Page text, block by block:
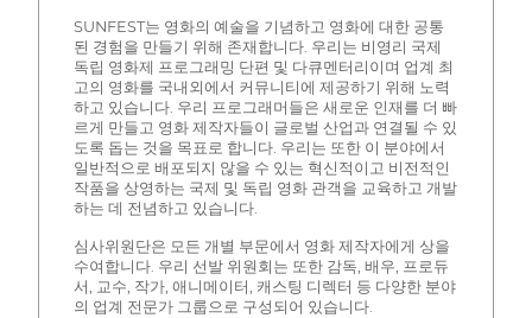
SUNFEST는 영화의 예술을 기념하고 영화에 대한 공통
된 경험을 만들기 위해 존재합니다. 우리는 비영리 국제
독립 영화제 프로그래밍 단편 및 다큐멘터리이며 업계 최
고의 영화를 국내외에서 커뮤니티에 제공하기 위해 노력
하고 있습니다. 우리 프로그래머들은 새로운 인재를 더 빠
르게 만들고 영화 제작자들이 글로벌 산업과 연결될 수 있
도록 돕는 것을 목표로 합니다. 우리는 또한 이 분야에서
일반적으로 배포되지 않을 수 있는 혁신적이고 비전적인
작품을 상영하는 국제 및 독립 영화 관객을 교육하고 개발
하는 데 전념하고 있습니다.
심사위원단은 모든 개별 부문에서 영화 제작자에게 상을
수여합니다. 우리 선발 위원회는 또한 감독, 배우, 프로듀
서, 교수, 작가, 애니메이터, 캐스팅 디렉터 등 다양한 분야
의 업계 전문가 그룹으로 구성되어 있습니다.